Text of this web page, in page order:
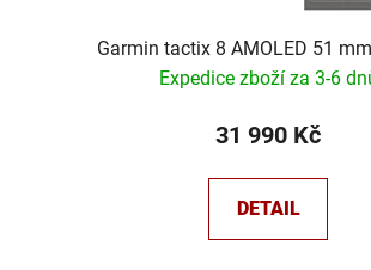
Garmin tactix 8 AMOLED 51 mm
Expedice zboží za 3-6
31 990 Kč
DETAIL